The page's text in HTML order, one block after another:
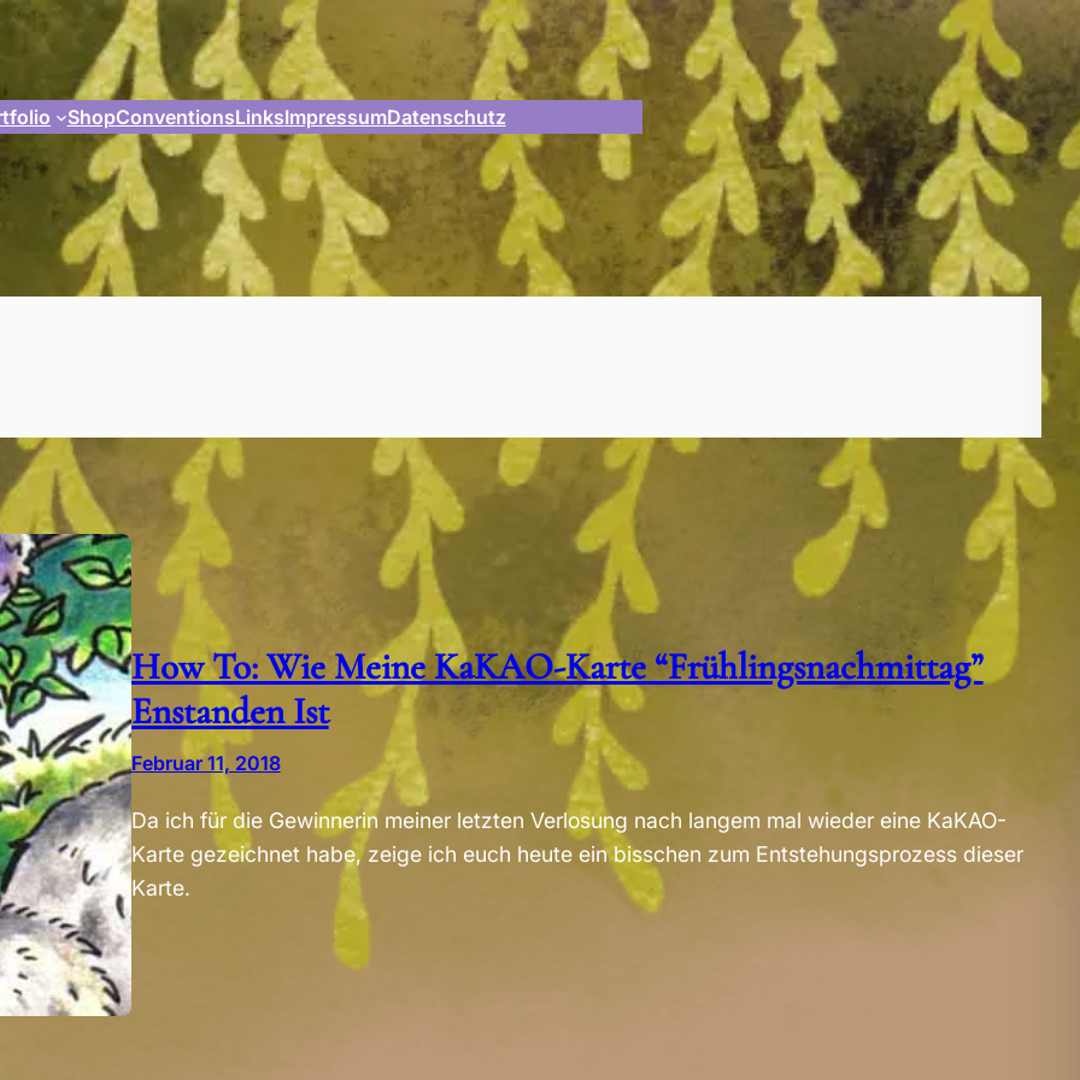
ShopConventionsLinksImpressumDatenschutz
How To: Wie Meine KaKAO-Karte “Frühlingsnachmittag”
Enstanden Ist
Februar 11, 2018
Da ich für die Gewinnerin meiner letzten Verlosung nach langem mal wieder eine KaKAO-
Karte gezeichnet habe, zeige ich euch heute ein bisschen zum Entstehungsprozess dieser
Karte.